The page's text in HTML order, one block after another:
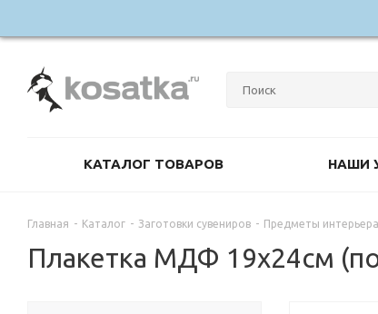
КАТАЛОГ ТОВАРОВ НАШИ
Главная - Каталог - Заготовки сувениров - Предметы интерьера
Плакетка МДФ 19х24см